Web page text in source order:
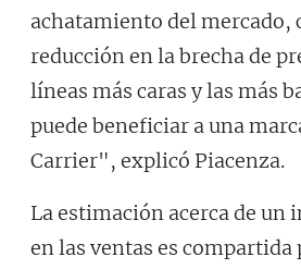
achatamiento del mercado,
reducción en la brecha de
líneas más caras y las más
puede beneficiar a una
Carrier", explicó Piacenza.
La estimación acerca de un
en las ventas es compartida